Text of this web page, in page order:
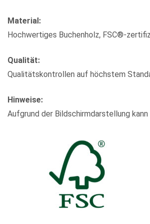
Material:
Hochwertiges Buchenholz, FSC®-
Qualität:
Qualitätskontrollen auf höchstem
Hinweise:
Aufgrund der Bildschirmdarstellung